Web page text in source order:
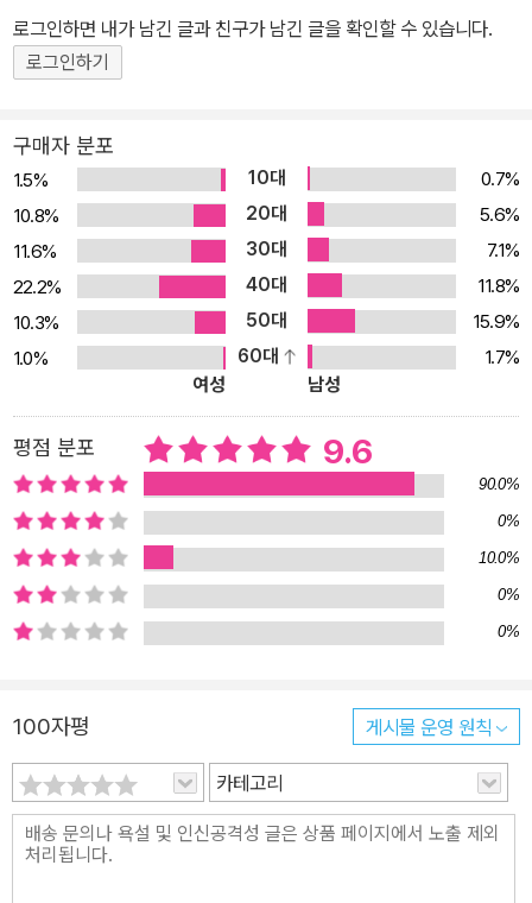
당에 ‘감히’ 흑인이 들어와 자리를 차지하고 있었다는 이유로, 자동차
안에 흑인과 백인이 나란히 앉아 있었다는 이유로, 투표를 하기 위해
흑인 유권자 등록을 하려 했다는 이유로 모욕당하고 구금당했다. 이
흑백 분리의 잔재들과 온몸으로 싸워 나갔던 평범한 이들의 용감한
일화들을 담고 있다. 역사책에는 실리지 않은 이야기들이고, 흔히 ‘작
은 행동’이라 일컬어지는 사례들로 가득하다. 그런 시절의 이야기를
담담히 서술하며 하워드 진은 말한다. 이 작은 행동들이 모여서 역사
의 큰 줄기를 바꾼 것이라고, 그런 시절을 살아온 자신이기 때문에
“나는 희망을 고집한다!”고. 그래서 이 책을 읽고 나면 가슴이 뜨거워
진다. 9장 「인류가 승리했다」의 서술은 특히 아름답다. 고작 백 명으
로 시작한 베트남 반전집회가 들불처럼 번져 나가는 현장을 있는 그
대로 서술해 내려간, 그러나 더할 나위 없이 역동적인 하워드 진의 글
은 뜨겁다. 끓어오른다. 끝없이 도도하게 흘러가는 투쟁의 역사는 책
장을 잡은 손에 저절로 힘이 들어가게 한다. “펜은 칼보다 강하다”는
말에 이처럼 어울리는 책이 또 있을까? “내가 보스턴 대학을 떠난다
는 소식이 퍼진 것 같았다. 마지막 강의에는 수강생이 아닌 사람들까
지 밀려와 벽이고 통로고 곳곳을 메웠다. (…) 강의실을 나서는데 백
명가량의 학생들이 나와 함께 걸었다. 도움을 절실하게 필요로 하고
있던 간호사들은 즐겁게 우리를 반겨 주었고 우리는 파업 보호선을
었다. 훌륭한 교육은 책을 통한 가르침과 사회적 행동 참여를 결합시
키는 것이며, 그 둘은 서로 서로를 풍부하게 만든다고 나는 줄곧 주장
했다.” 아는 대로 가르치고, 믿는 대로 행동하며, 생각하는 대로 살아
갔던 지식인. 그가 바로 하워드 진이다. ｜하워드 진의 놀라운 긍정,
희망!｜ 얼마든지 실망할 수도 있었다. 사람들에게 실망할 수도 있었
로그인하면 내가 남긴 글과 친구가 남긴 글을 확인할 수 있습니다.
로그인하기
구매자 분포
1.5% 10대
0.7%
10.8%
20대
5.6%
11.6%
30대
7.1%
22.2%
40대
11.8%
10.3%
50대
15.9%
1.0%
60대
1.7%
여성
남성
평점 분포 9.6
90.0%
0%
10.0%
0%
0%
100자평 게시물 운영 원칙
카테고리